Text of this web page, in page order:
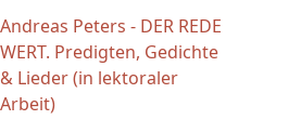
Andreas Peters - DER REDE
WERT. Predigten, Gedichte
& Lieder (in lektoraler
Arbeit)